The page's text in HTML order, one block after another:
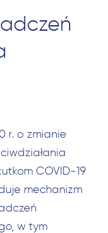
r. o zmianie
COVID-19
mechanizm
w tym